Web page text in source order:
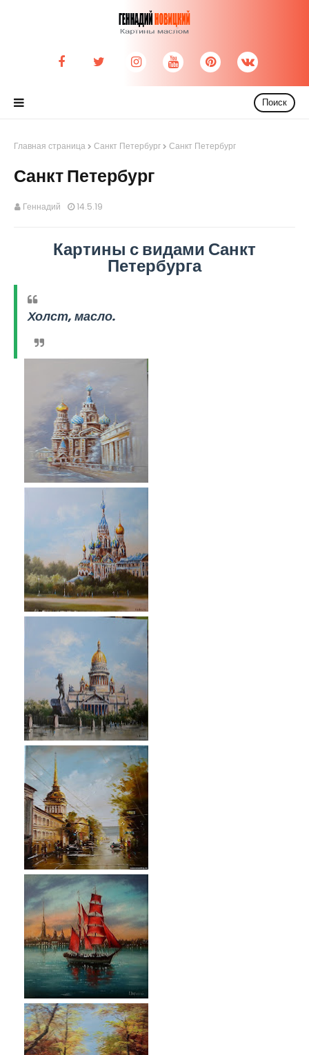
Поиск
Главная страница Санкт Петербург Санкт Петербург
Санкт Петербург
Геннадий 14.5.19
Картины с видами Санкт
Петербурга
Холст, масло.